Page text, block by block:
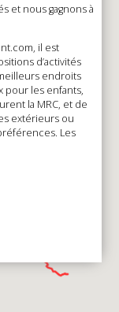
et nous gagnons à
il est
d’activités
endroits
pour les enfants,
la MRC, et de
extérieurs ou
Les